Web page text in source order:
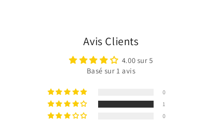
Avis Clients
4.00 sur 5
Basé sur 1 avis
0
1
0